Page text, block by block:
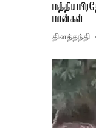
மான்கள்
தினத்தந்தி